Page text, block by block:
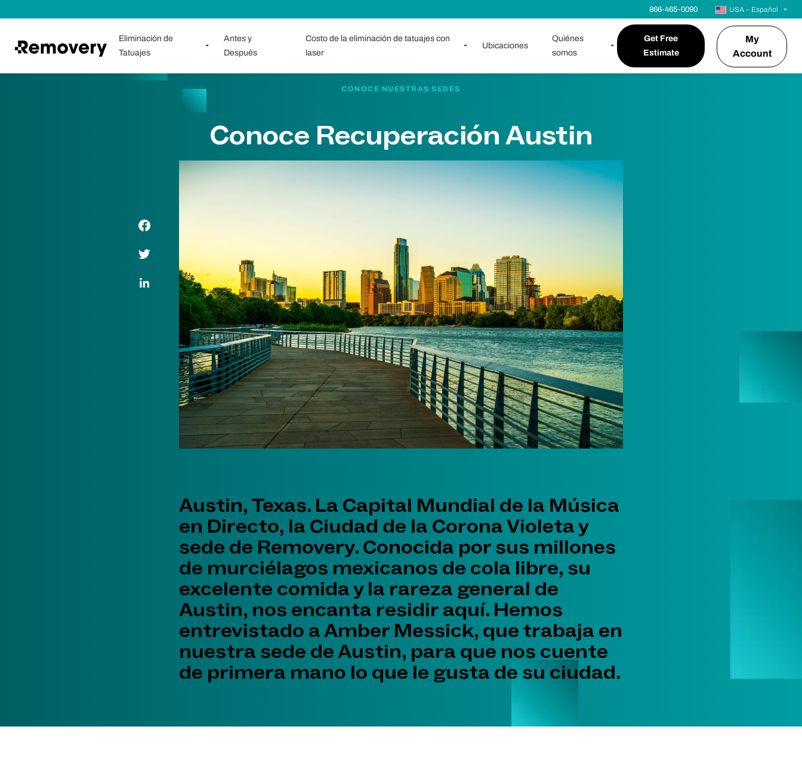
866-465-0090 USA – Español
Eliminación de
Tatuajes
Antes y
Después
Costo de la eliminación de tatuajes con
laser
Ubicaciones
Quiénes
somos
Get Free
Estimate
My
Account
Enlace de Facebook
Enlace de Twitter
Enlace de LinkedIn
CONOCE NUESTRAS SEDES
Conoce Recuperación Austin
Austin, Texas. La Capital Mundial de la Música
en Directo, la Ciudad de la Corona Violeta y
sede de Removery. Conocida por sus millones
de murciélagos mexicanos de cola libre, su
excelente comida y la rareza general de
Austin, nos encanta residir aquí. Hemos
entrevistado a Amber Messick, que trabaja en
nuestra sede de Austin, para que nos cuente
de primera mano lo que le gusta de su ciudad.